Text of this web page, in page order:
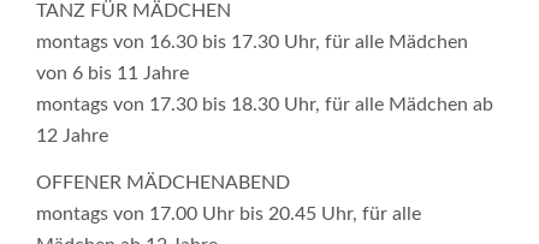
TANZ FÜR MÄDCHEN
montags von 16.30 bis 17.30 Uhr, für alle Mädchen
von 6 bis 11 Jahre
montags von 17.30 bis 18.30 Uhr, für alle Mädchen ab
12 Jahre
OFFENER MÄDCHENABEND
montags von 17.00 Uhr bis 20.45 Uhr, für alle